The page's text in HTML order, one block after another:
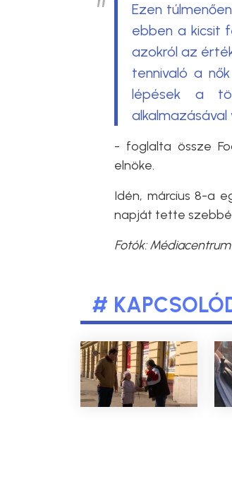
Ezen
ebben a kicsit
azokról az
tennivaló a
lépések a
- foglalta össze
elnöke.
Idén, március 8-a
napját tette szebbé
Fotók:
#